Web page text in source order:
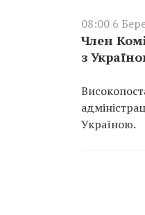
08:00 6
Член
з
Україною.